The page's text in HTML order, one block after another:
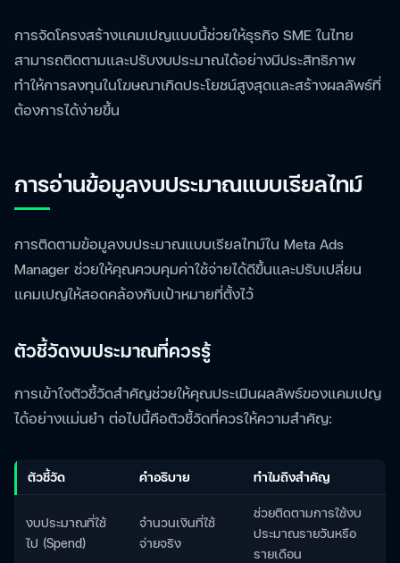
การจัดโครงสร้างแคมเปญแบบนี้ช่วยให้ธุรกิจ SME ในไทย
สามารถติดตามและปรับงบประมาณได้อย่างมีประสิทธิภาพ
ทำให้การลงทุนในโฆษณาเกิดประโยชน์สูงสุดและสร้างผลลัพธ์ที่
ต้องการได้ง่ายขึ้น
การอ่านข้อมูลงบประมาณแบบเรียลไทม์
การติดตามข้อมูลงบประมาณแบบเรียลไทม์ใน Meta Ads
Manager ช่วยให้คุณควบคุมค่าใช้จ่ายได้ดีขึ้นและปรับเปลี่ยน
แคมเปญให้สอดคล้องกับเป้าหมายที่ตั้งไว้
ตัวชี้วัดงบประมาณที่ควรรู้
การเข้าใจตัวชี้วัดสำคัญช่วยให้คุณประเมินผลลัพธ์ของแคมเปญ
ได้อย่างแม่นยำ ต่อไปนี้คือตัวชี้วัดที่ควรให้ความสำคัญ:
ตัวชี้วัด คำอธิบาย ทำไมถึงสำคัญ
งบประมาณที่ใช้
ไป (Spend)
จำนวนเงินที่ใช้
จ่ายจริง
ช่วยติดตามการใช้งบ
ประมาณรายวันหรือ
รายเดือน